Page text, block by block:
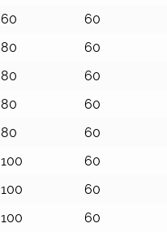
60 60
80 60
80 60
80 60
80 60
100 60
100 60
100 60